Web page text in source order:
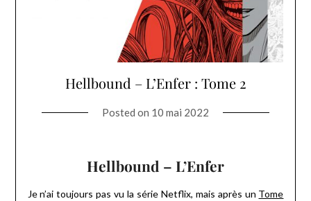
Hellbound – L’Enfer : Tome 2
Posted on 10 mai 2022
Hellbound – L’Enfer
Je n’ai toujours pas vu la série Netflix, mais après un Tome